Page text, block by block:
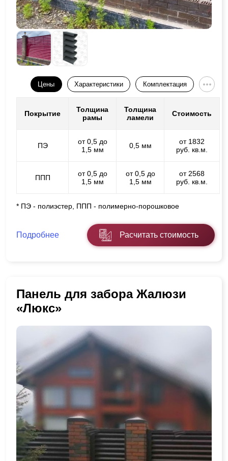
Цены Характеристики Комплектация
Покрытие
Толщина
рамы
Толщина
ламели
Стоимость
ПЭ
от 0,5 до
1,5 мм
0,5 мм
от 1832
руб. кв.м.
ППП
от 0,5 до
1,5 мм
от 0,5 до
1,5 мм
от 2568
руб. кв.м.
* ПЭ - полиэстер, ППП - полимерно-порошковое
Подробнее Расчитать стоимость
Панель для забора Жалюзи
«Люкс»